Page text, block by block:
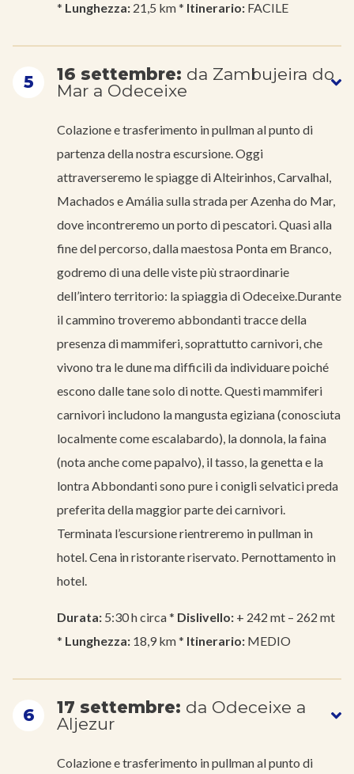
* Lunghezza: 21,5 km * Itinerario: FACILE
5 16 settembre: da Zambujeira do
Mar a Odeceixe
Colazione e trasferimento in pullman al punto di
partenza della nostra escursione. Oggi
attraverseremo le spiagge di Alteirinhos, Carvalhal,
Machados e Amália sulla strada per Azenha do Mar,
dove incontreremo un porto di pescatori. Quasi alla
fine del percorso, dalla maestosa Ponta em Branco,
godremo di una delle viste più straordinarie
dell’intero territorio: la spiaggia di Odeceixe.Durante
il cammino troveremo abbondanti tracce della
presenza di mammiferi, soprattutto carnivori, che
vivono tra le dune ma difficili da individuare poiché
escono dalle tane solo di notte. Questi mammiferi
carnivori includono la mangusta egiziana (conosciuta
localmente come escalabardo), la donnola, la faina
(nota anche come papalvo), il tasso, la genetta e la
lontra Abbondanti sono pure i conigli selvatici preda
preferita della maggior parte dei carnivori.
Terminata l’escursione rientreremo in pullman in
hotel. Cena in ristorante riservato. Pernottamento in
hotel.
Durata: 5:30 h circa * Dislivello: + 242 mt – 262 mt
* Lunghezza: 18,9 km * Itinerario: MEDIO
6 17 settembre: da Odeceixe a
Aljezur
Colazione e trasferimento in pullman al punto di